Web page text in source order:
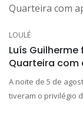
LOULÉ
Luís
Quarteira com
A noite de 5 de
tiveram o privilégio